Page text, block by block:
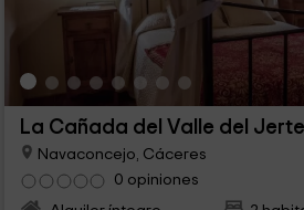
La Cañada del Valle del
Navaconcejo, Cáceres
0 opiniones